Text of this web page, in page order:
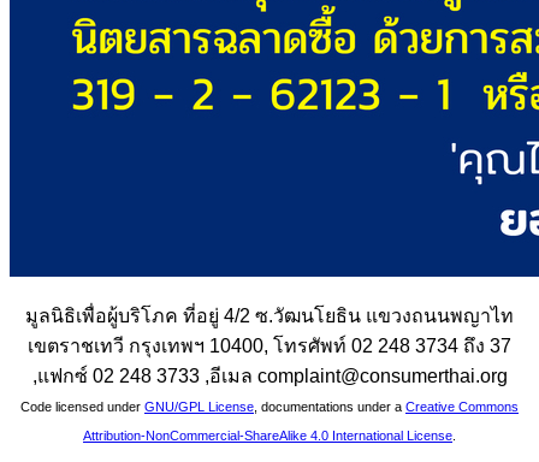
มูลนิธิเพื่อผู้บริโภค ที่อยู่ 4/2 ซ.วัฒนโยธิน แขวงถนนพญาไท
เขตราชเทวี กรุงเทพฯ 10400, โทรศัพท์ 02 248 3734 ถึง 37
,แฟกซ์ 02 248 3733 ,อีเมล complaint@consumerthai.org
Code licensed under GNU/GPL License , documentations under a Creative Commons
Attribution-NonCommercial-ShareAlike 4.0 International License